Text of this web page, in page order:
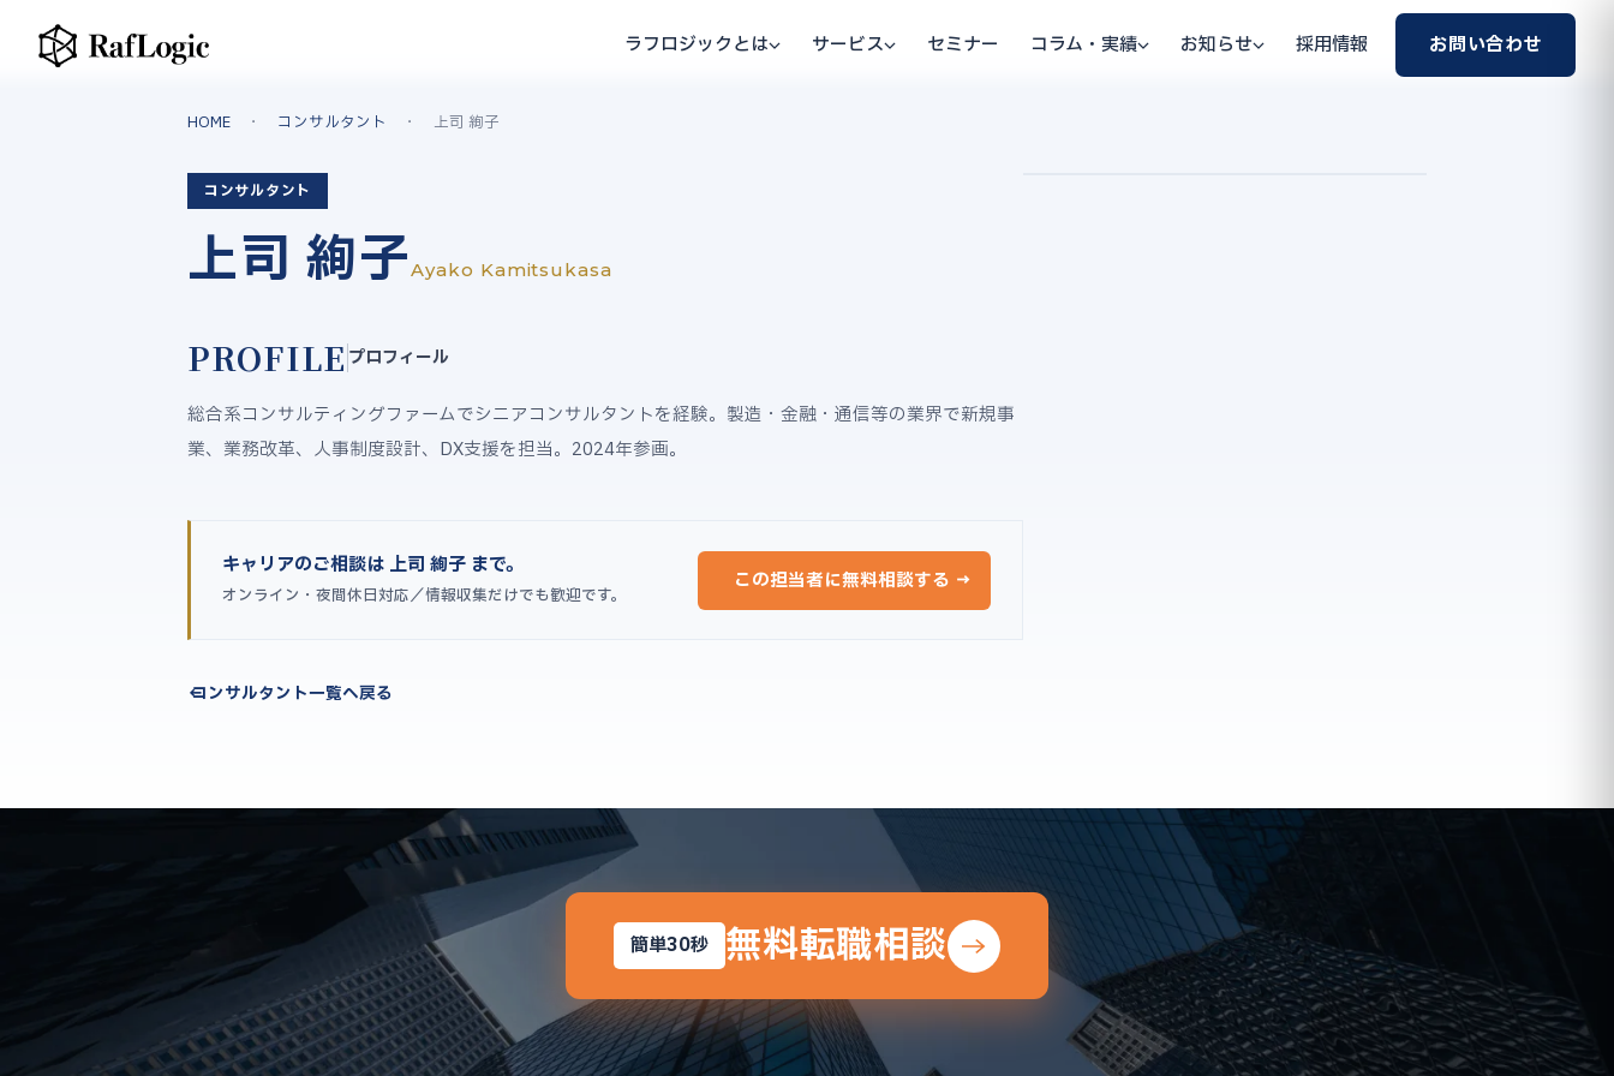
ラフロジックとは サービス セミナー コラム・実績 お知らせ 採用情報 お問い合わせ
HOME ・ コンサルタント ・ 上司 絢子
コンサルタント
上司 絢子Ayako Kamitsukasa
PROFILE プロフィール
総合系コンサルティングファームでシニアコンサルタントを経験。製造・金融・通信等の業界で新規事
業、業務改革、人事制度設計、DX支援を担当。2024年参画。
キャリアのご相談は 上司 絢子 まで。
オンライン・夜間休日対応／情報収集だけでも歓迎です。
この担当者に無料相談する →
← コンサルタント一覧へ戻る
簡単30秒 無料転職相談